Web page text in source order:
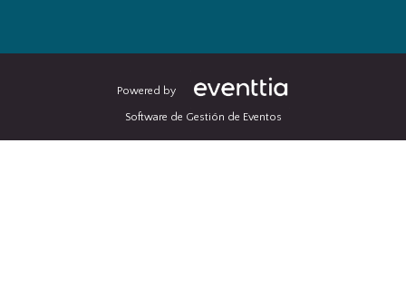
Powered by
Software de Gestión de Eventos